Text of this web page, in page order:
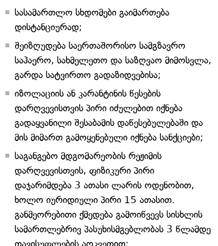
სასამართლო სხდომები გაიმართება
დისტანციურად;
შეიზღუდება საერთაშორისო სამგზავრო
საჰაერო, სახმელეთო და საზღვაო მიმოსვლა,
გარდა სატვირთო გადაზიდვებისა;
იზოლაციის ან კარანტინის წესების
დარღვევისთვის პირი იძულებით იქნება
გადაყვანილი შესაბამის დაწესებულებაში და
მის მიმართ გამოყენებული იქნება სანქციები;
საგანგებო მდგომარეობის რეჟიმის
დარღვევისთვის, ფიზიკური პირი
დაჯარიმდება 3 ათასი ლარის ოდენობით,
ხოლო იურიდიული პირი 15 ათასით.
განმეორებითი ქმედება გამოიწვევს სისხლის
სამართლებრივ პასუხისმგებლობას 3 წლამდე